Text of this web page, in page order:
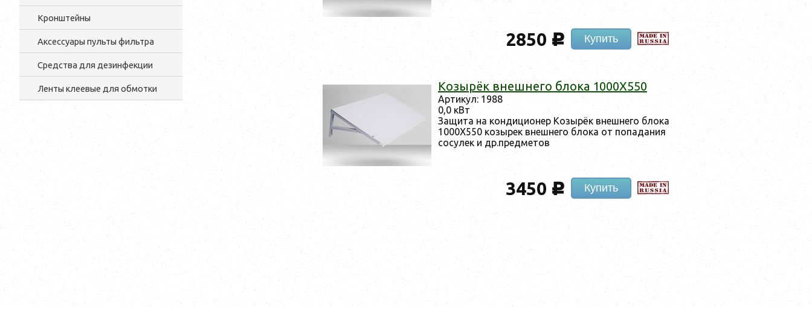
Кронштейны
Аксессуары пульты фильтра
Средства для дезинфекции
Ленты клеевые для обмотки
2850 c Купить
Ко­зырёк внеш­не­го бло­ка 1000X550
Ар­ти­кул: 1988
0,0 кВт
За­щита на кон­ди­ци­онер Ко­зырёк внеш­не­го бло­ка
1000X550 ко­зырек внеш­не­го бло­ка от по­пада­ния
со­сулек и др.пред­ме­тов
3450 c Купить